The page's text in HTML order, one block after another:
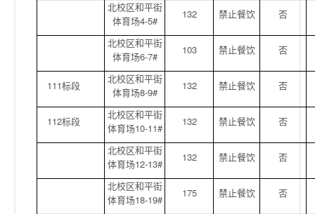
北校区和平街
体育场4-5#
132 禁止餐饮 否
北校区和平街
体育场6-7#
103 禁止餐饮 否
111标段
北校区和平街
体育场8-9#
132 禁止餐饮 否
112标段
北校区和平街
体育场10-11#
132 禁止餐饮 否
北校区和平街
体育场12-13#
132 禁止餐饮 否
北校区和平街
体育场18-19#
175 禁止餐饮 否